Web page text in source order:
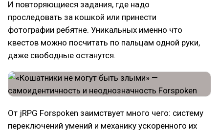
И повторяющиеся задания, где надо
проследовать за кошкой или принести
фотографии ребятне. Уникальных именно что
квестов можно посчитать по пальцам одной руки,
даже свободные останутся.
От jRPG Forspoken заимствует много чего: систему
переключений умений и механику ускоренного их